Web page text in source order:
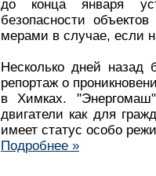
до конца января
безопасности
мерами в случае, если
Несколько дней назад
репортаж о
в Химках.
двигатели как для
имеет статус особо
Подробнее »